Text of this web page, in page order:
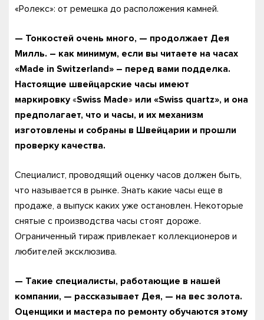
«Ролекс»: от ремешка до расположения камней.
— Тонкостей очень много, — продолжает Дея
Милль. – как минимум, если вы читаете на часах
«Made in Switzerland» – перед вами подделка.
Настоящие швейцарские часы имеют
маркировку«Swiss Made» или «Swiss quartz», и она
предполагает, что и часы, и их механизм
изготовлены и собраны в Швейцарии и прошли
проверку качества.
Специалист, проводящий оценку часов должен быть,
что называется в рынке. Знать какие часы еще в
продаже, а выпуск каких уже остановлен. Некоторые
снятые с производства часы стоят дороже.
Ограниченный тираж привлекает коллекционеров и
любителей эксклюзива.
— Такие специалисты, работающие в нашей
компании, — рассказывает Дея, — на вес золота.
Оценщики и мастера по ремонту обучаются этому